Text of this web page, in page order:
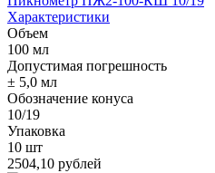
Характеристики
Объем
100 мл
Допустимая погрешность
± 5,0 мл
Обозначение конуса
10/19
Упаковка
10 шт
2504,10 рублей